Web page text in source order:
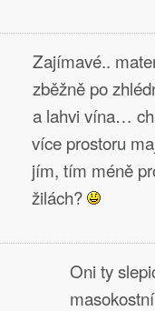
Zajímavé..
zběžně po
a lahvi vína…
více prostoru
jím, tím méně
žilách?
Oni ty